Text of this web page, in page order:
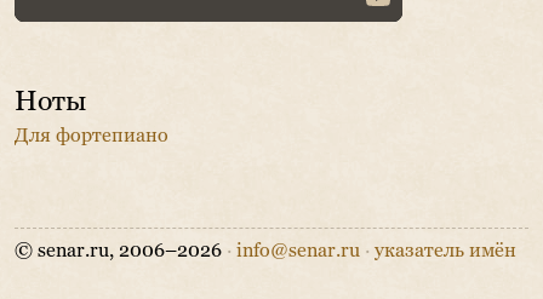
Ноты
Для фортепиано
© senar.ru, 2006–2026 · info@senar.ru · указатель имён